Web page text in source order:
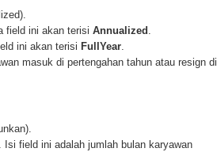
field ini akan terisi Annualized .
ini akan terisi FullYear.
masuk di pertengahan tahun atau resign di
. Isi field ini adalah jumlah bulan karyawan